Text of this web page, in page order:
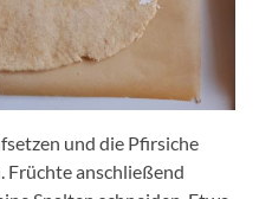
und die Pfirsiche
Früchte anschließend